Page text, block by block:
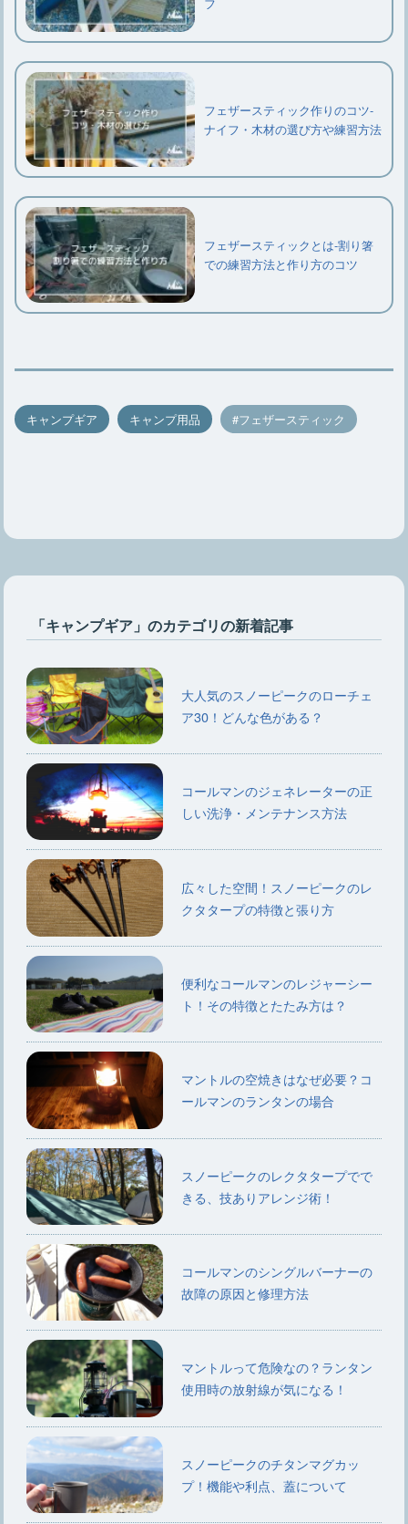
フェザースティック作りのコツ‐
ナイフ・木材の選び方や練習方法
フェザースティックとは-割り箸
での練習方法と作り方のコツ
キャンプギア キャンプ用品 フェザースティック
「キャンプギア」のカテゴリの新着記事
大人気のスノーピークのローチェ
ア30！どんな色がある？
コールマンのジェネレーターの正
しい洗浄・メンテナンス方法
広々した空間！スノーピークのレ
クタタープの特徴と張り方
便利なコールマンのレジャーシー
ト！その特徴とたたみ方は？
マントルの空焼きはなぜ必要？コ
ールマンのランタンの場合
スノーピークのレクタタープでで
きる、技ありアレンジ術！
コールマンのシングルバーナーの
故障の原因と修理方法
マントルって危険なの？ランタン
使用時の放射線が気になる！
スノーピークのチタンマグカッ
プ！機能や利点、蓋について